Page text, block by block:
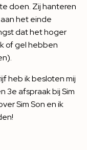
doen. Zij hanteren
het einde
dat het hoger
of gel hebben
heb ik besloten mij
3e afspraak bij Sim
Sim Son en ik